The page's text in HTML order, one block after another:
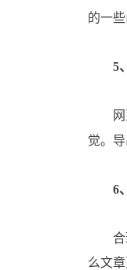
的一
5
网页
觉。
6
合理
么文